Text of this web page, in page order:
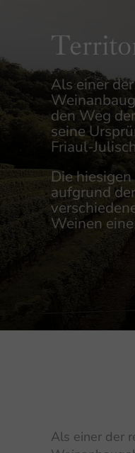
Als einer
den Weg
seine
Friaul-
Die
aufgrund
Weinen
Als einer der